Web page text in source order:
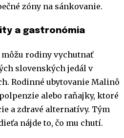
zóny na sánkovanie.
a gastronómia
rodiny vychutnať
slovenských jedál v
Rodinné ubytovanie Malinô
alebo raňajky, ktoré
a zdravé alternatívy. Tým
nájde to, čo mu chutí.